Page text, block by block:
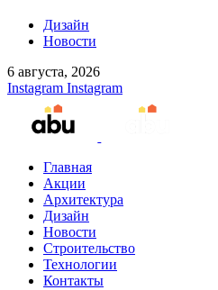
Дизайн
Новости
6 августа, 2026
Instagram Instagram
Главная
Акции
Архитектура
Дизайн
Новости
Строительство
Технологии
Контакты